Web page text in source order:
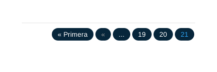
« Primera « ... 19 20 21